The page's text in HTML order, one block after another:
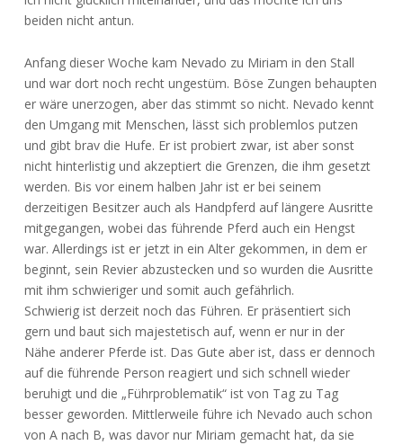
beiden nicht antun.
Anfang dieser Woche kam Nevado zu Miriam in den Stall
und war dort noch recht ungestüm. Böse Zungen behaupten
er wäre unerzogen, aber das stimmt so nicht. Nevado kennt
den Umgang mit Menschen, lässt sich problemlos putzen
und gibt brav die Hufe. Er ist probiert zwar, ist aber sonst
nicht hinterlistig und akzeptiert die Grenzen, die ihm gesetzt
werden. Bis vor einem halben Jahr ist er bei seinem
derzeitigen Besitzer auch als Handpferd auf längere Ausritte
mitgegangen, wobei das führende Pferd auch ein Hengst
war. Allerdings ist er jetzt in ein Alter gekommen, in dem er
beginnt, sein Revier abzustecken und so wurden die Ausritte
mit ihm schwieriger und somit auch gefährlich.
Schwierig ist derzeit noch das Führen. Er präsentiert sich
gern und baut sich majestetisch auf, wenn er nur in der
Nähe anderer Pferde ist. Das Gute aber ist, dass er dennoch
auf die führende Person reagiert und sich schnell wieder
beruhigt und die „Führproblematik“ ist von Tag zu Tag
besser geworden. Mittlerweile führe ich Nevado auch schon
von A nach B, was davor nur Miriam gemacht hat, da sie